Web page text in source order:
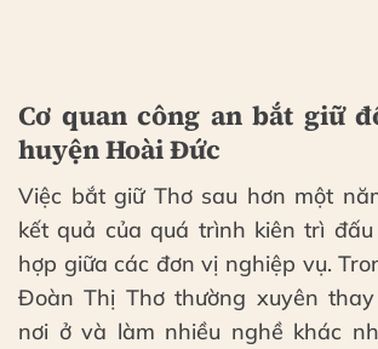
Cơ quan công an bắt giữ
huyện Hoài Đức
Việc bắt giữ Thơ sau hơn một
kết quả của quá trình kiên trì
hợp giữa các đơn vị nghiệp vụ.
Đoàn Thị Thơ thường xuyên
nơi ở và làm nhiều nghề khác